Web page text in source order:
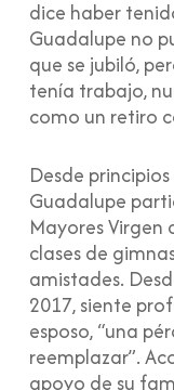
dice haber
Guadalupe no
que se jubiló,
tenía trabajo,
como un retiro
Desde
Guadalupe
Mayores Virgen
clases de
amistades.
2017, siente
esposo, “una
reemplazar”.
apoyo de su